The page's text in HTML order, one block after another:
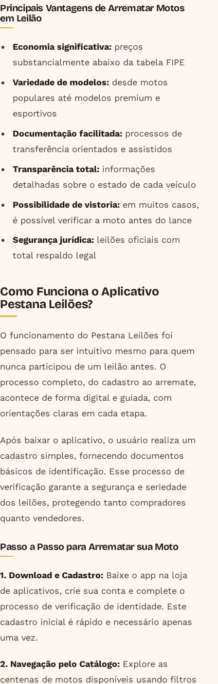
Principais Vantagens de Arrematar Motos
em Leilão
Economia significativa:preços
substancialmente abaixo da tabela FIPE
Variedade de modelos:desde motos
populares até modelos premium e
esportivos
Documentação facilitada:processos de
transferência orientados e assistidos
Transparência total:informações
detalhadas sobre o estado de cada veículo
Possibilidade de vistoria:em muitos casos,
é possível verificar a moto antes do lance
Segurança jurídica:leilões oficiais com
total respaldo legal
Como Funciona o Aplicativo
Pestana Leilões?
O funcionamento do Pestana Leilões foi
pensado para ser intuitivo mesmo para quem
nunca participou de um leilão antes. O
processo completo, do cadastro ao arremate,
acontece de forma digital e guiada, com
orientações claras em cada etapa.
Após baixar o aplicativo, o usuário realiza um
cadastro simples, fornecendo documentos
básicos de identificação. Esse processo de
verificação garante a segurança e seriedade
dos leilões, protegendo tanto compradores
quanto vendedores.
Passo a Passo para Arrematar sua Moto
1. Download e Cadastro: Baixe o app na loja
de aplicativos, crie sua conta e complete o
processo de verificação de identidade. Este
cadastro inicial é rápido e necessário apenas
uma vez.
2. Navegação pelo Catálogo: Explore as
centenas de motos disponíveis usando filtros